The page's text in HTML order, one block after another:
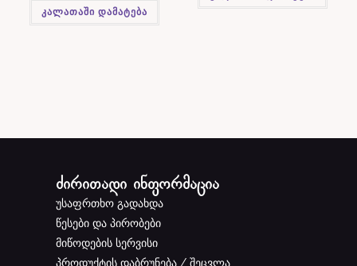
კალათაში დამატება
ძირითადი ინფორმაცია
უსაფრთხო გადახდა
წესები და პირობები
მიწოდების სერვისი
პროდუქტის დაბრუნება / შეცვლა